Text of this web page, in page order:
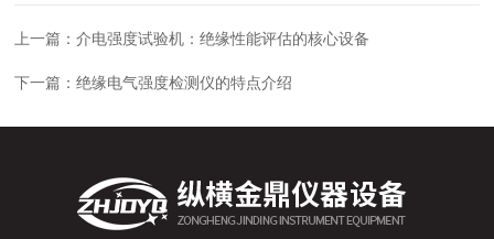
上一篇：介电强度试验机：绝缘性能评估的核心设备
下一篇：绝缘电气强度检测仪的特点介绍